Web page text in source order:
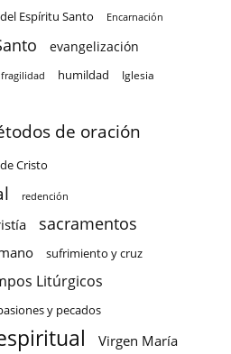
Espíritu Santo Encarnación
evangelización
fragilidad humildad Iglesia
de oración
Cristo
redención
sacramentos
sufrimiento y cruz
Litúrgicos
y pecados
Virgen María